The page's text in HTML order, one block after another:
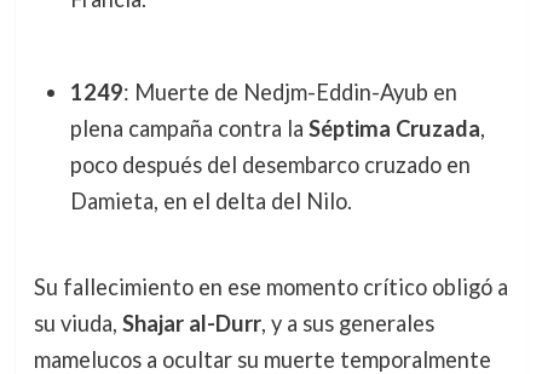
1249: Muerte de Nedjm-Eddin-Ayub en
plena campaña contra la Séptima Cruzada,
poco después del desembarco cruzado en
Damieta, en el delta del Nilo.
Su fallecimiento en ese momento crítico obligó a
su viuda, Shajar al-Durr, y a sus generales
mamelucos a ocultar su muerte temporalmente